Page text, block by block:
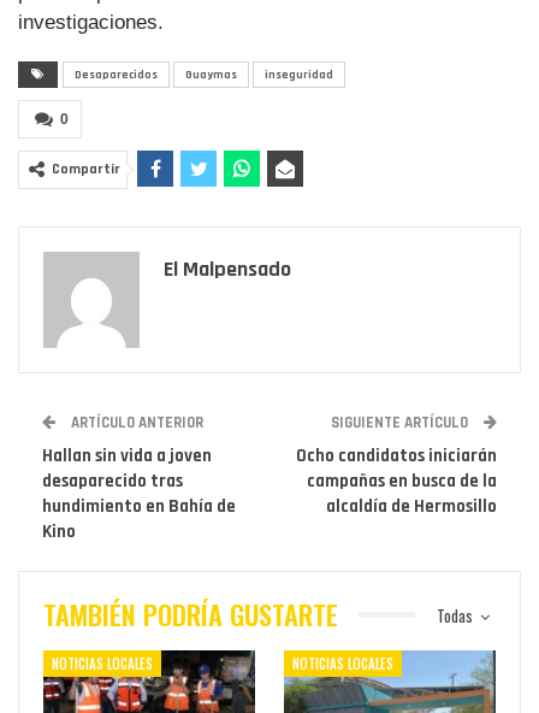
investigaciones.
Desaparecidos Guaymas inseguridad
0
Compartir
El Malpensado
ARTÍCULO ANTERIOR
Hallan sin vida a joven
desaparecido tras
hundimiento en Bahía de
Kino
SIGUIENTE ARTÍCULO
Ocho candidatos iniciarán
campañas en busca de la
alcaldía de Hermosillo
Todas
TAMBIÉN PODRÍA GUSTARTE
NOTICIAS LOCALES NOTICIAS LOCALES